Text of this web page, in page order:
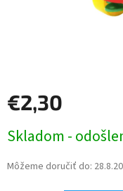
€2,30
cena:
Skladom -
Môžeme doručiť do: